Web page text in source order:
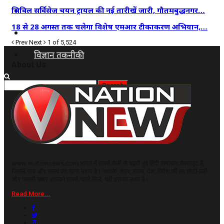
कृषि
धर्म
विज्ञान तकनीकी
सिविल सर्विसेज चयन ट्रायल की नई तारीखें जारी, गौतमबुद्धनगर…
18 से 28 अगस्त तक चलेगा विशेष एमआर टीकाकरण अभियान,…
Prev Next 1 of 5,524
Read More...